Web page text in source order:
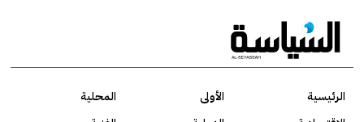
الرئيسية الأولى
المحلية